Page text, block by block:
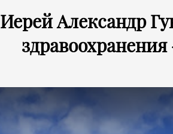
Иерей Александр